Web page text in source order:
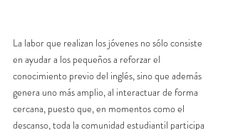
La labor que realizan los jóvenes no sólo consiste
en ayudar a los pequeños a reforzar el
conocimiento previo del inglés, sino que además
genera uno más amplio, al interactuar de forma
cercana, puesto que, en momentos como el
descanso, toda la comunidad estudiantil participa